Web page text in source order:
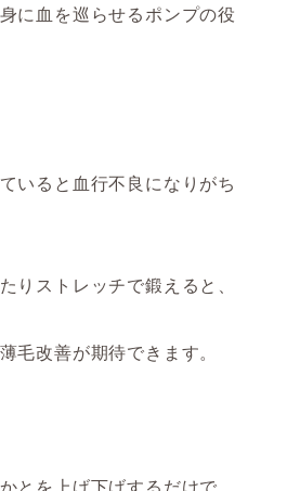
に血を巡らせるポンプの役
いると血行不良になりがち
りストレッチで鍛えると、
薄毛改善が期待できます。